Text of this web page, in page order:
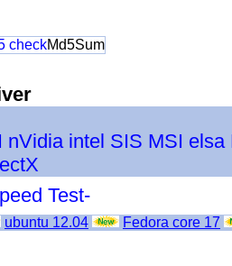
checkMd5Sum
nVidia intel SIS MSI elsa
Test-
ubuntu 12.04 Fedora core 17